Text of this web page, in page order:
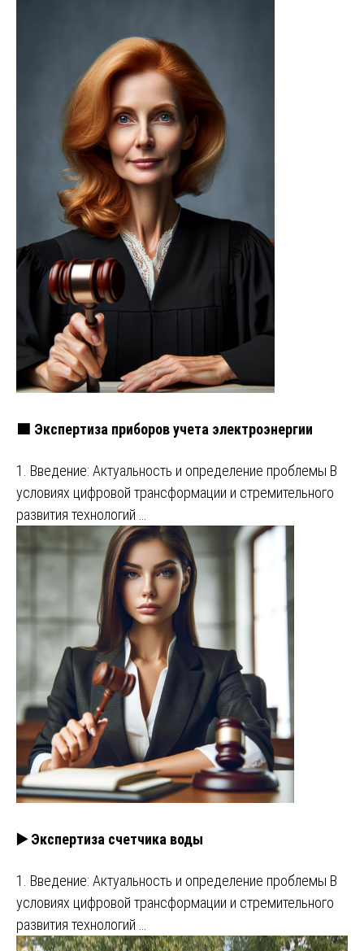
🟩 Экспертиза приборов учета электроэнергии
1. Введение: Актуальность и определение проблемы В
условиях цифровой трансформации и стремительного
развития технологий …
▶️ Экспертиза счетчика воды
1. Введение: Актуальность и определение проблемы В
условиях цифровой трансформации и стремительного
развития технологий …